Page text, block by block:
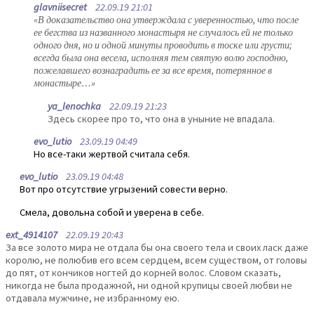
glavniisecret22.09.19 21:01
«В доказательство она утверждала с уверенностью, что после
ее бегства из названного монастыря не случалось ей не только
одного дня, но и одной минуты проводить в тоске или грусти;
всегда была она весела, исполняя тем святую волю господню,
пожелавшего вознаградить ее за все время, потерянное в
монастыре…»
ya_lenochka 22.09.19 21:23
Здесь скорее про то, что она в уныние не впадала.
evo_lutio23.09.19 04:49
Но все-таки жертвой считала себя.
evo_lutio23.09.19 04:48
Вот про отсутствие угрызений совести верно.
Смела, довольна собой и уверена в себе.
ext_491410722.09.19 20:43
За все золото мира не отдала бы она своего тела и своих ласк даже
королю, не полюбив его всем сердцем, всем существом, от головы
до пят, от кончиков ногтей до корней волос. Словом сказать,
никогда не была продажной, ни одной крупицы своей любви не
отдавала мужчине, не избранному ею.